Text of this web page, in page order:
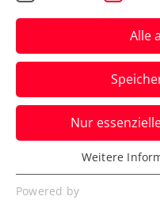
News filtern
Alle
Nur
Essenziell
Essenzielle Cookies
Weitere
Powered by